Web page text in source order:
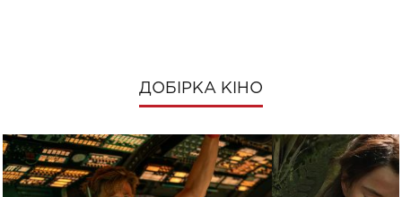
ДОБІРКА КІНО